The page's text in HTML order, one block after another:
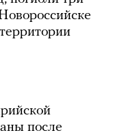
после